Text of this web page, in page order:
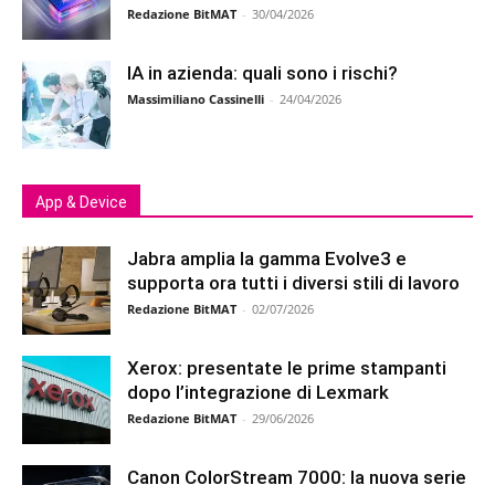
Redazione BitMAT - 30/04/2026
IA in azienda: quali sono i rischi?
Massimiliano Cassinelli - 24/04/2026
App & Device
Jabra amplia la gamma Evolve3 e
supporta ora tutti i diversi stili di lavoro
Redazione BitMAT - 02/07/2026
Xerox: presentate le prime stampanti
dopo l’integrazione di Lexmark
Redazione BitMAT - 29/06/2026
Canon ColorStream 7000: la nuova serie